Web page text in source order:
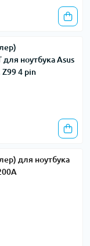
для ноутбука Asus
Z99 4 pin
для ноутбука